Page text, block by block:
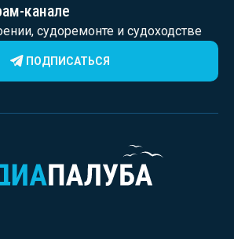
канале
судоремонте и судоходстве
ПОДПИСАТЬСЯ